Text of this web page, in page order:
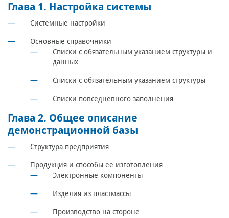
Глава 1. Настройка системы
Системные настройки
Основные справочники
Списки с обязательным указанием структуры и
данных
Списки с обязательным указанием структуры
Списки повседневного заполнения
Глава 2. Общее описание
демонстрационной базы
Структура предприятия
Продукция и способы ее изготовления
Электронные компоненты
Изделия из пластмассы
Производство на стороне